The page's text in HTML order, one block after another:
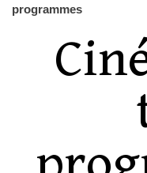
programmes